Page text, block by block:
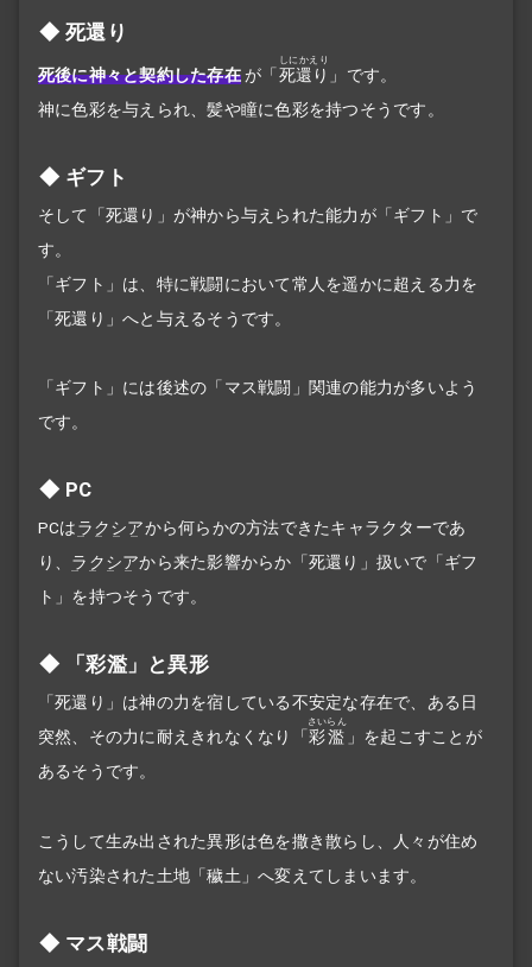
死還り
死後に神々と契約した存在 が「死還り
しにかえり
」です。
神に色彩を与えられ、髪や瞳に色彩を持つそうです。
ギフト
そして「死還り」が神から与えられた能力が「ギフト」で
す。
「ギフト」は、特に戦闘において常人を遥かに超える力を
「死還り」へと与えるそうです。
「ギフト」には後述の「マス戦闘」関連の能力が多いよう
です。
PC
PCはラクシアから何らかの方法できたキャラクターであ
り、 ラクシアから来た影響からか「死還り」扱いで「ギフ
ト」を持つそうです。
「彩濫」と異形
「死還り」は神の力を宿している不安定な存在で、ある日
突然、その力に耐えきれなくなり「 彩濫
さいらん
」を起こすことが
あるそうです。
こうして生み出された異形は色を撒き散らし、人々が住め
ない汚染された土地「穢土」へ変えてしまいます。
マス戦闘